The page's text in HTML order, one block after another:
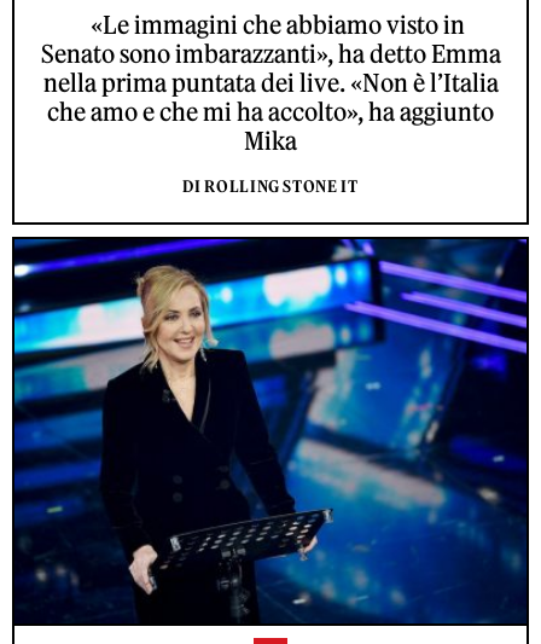
«Le immagini che abbiamo visto in
Senato sono imbarazzanti», ha detto Emma
nella prima puntata dei live. «Non è l’Italia
che amo e che mi ha accolto», ha aggiunto
Mika
DI ROLLING STONE IT